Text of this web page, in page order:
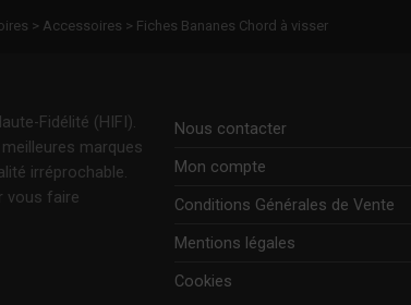
> Accessoires > Fiches Bananes Chord à visser
Fidélité (HIFI).
marques
irréprochable.
vous faire
Nous contacter
Mon compte
Conditions Générales de Vente
Mentions légales
Cookies